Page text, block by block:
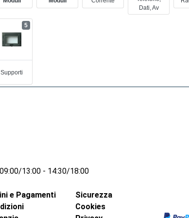
Dati, Av
Supporti
5
09:00/13:00 - 14:30/18:00
e Pagamenti
Sicurezza
Cookies